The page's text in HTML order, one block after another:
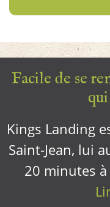
Facile de se
Kings Landing
Saint-Jean, lui
20 minutes à